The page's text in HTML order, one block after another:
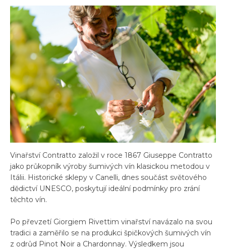
Vinařství Contratto založil v roce 1867 Giuseppe Contratto
jako průkopník výroby šumivých vín klasickou metodou v
Itálii. Historické sklepy v Canelli, dnes součást světového
dědictví UNESCO, poskytují ideální podmínky pro zrání
těchto vín.
Po převzetí Giorgiem Rivettim vinařství navázalo na svou
tradici a zaměřilo se na produkci špičkových šumivých vín
z odrůd Pinot Noir a Chardonnay. Výsledkem jsou